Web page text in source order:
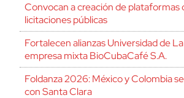
Convocan a creación de plataformas
licitaciones públicas
Fortalecen alianzas Universidad de
empresa mixta BioCubaCafé S.A.
Foldanza 2026: México y Colombia
con Santa Clara